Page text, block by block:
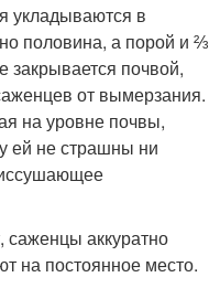
укладываются в
половина, а порой и ⅔
закрывается почвой,
от вымерзания.
на уровне почвы,
ей не страшны ни
саженцы аккуратно
на постоянное место.